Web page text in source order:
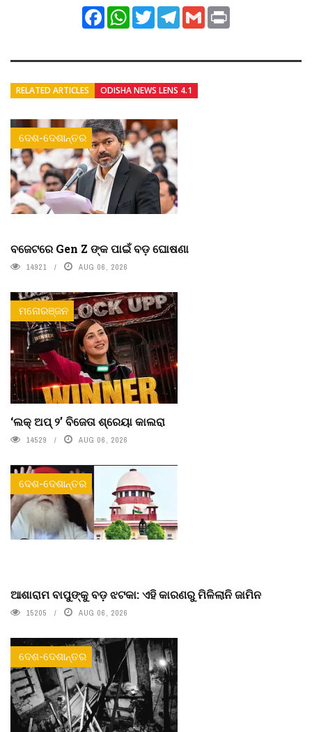
FacebookWhatsApp
TwitterTelegram
Gmail
RELATED ARTICLES ODISHA NEWS LENS 4.1
ଦେଶ-ଦେଶାନ୍ତର
ବଜେଟରେ Gen Z ଙ୍କ ପାଇଁ ବଡ଼ ଘୋଷଣା
14921 AUG 06, 2026
ମନୋରଞ୍ଜନ
‘ଲକ୍ ଅପ୍ ୨’ ବିଜେତା ଶ୍ରେୟା କାଲରା
14529 AUG 06, 2026
ଦେଶ-ଦେଶାନ୍ତର
ଆଶାରାମ ବାପୁଙ୍କୁ ବଡ଼ ଝଟକା: ଏହି କାରଣରୁ ମିଳିଲାନି ଜାମିନ
15205 AUG 06, 2026
ଦେଶ-ଦେଶାନ୍ତର